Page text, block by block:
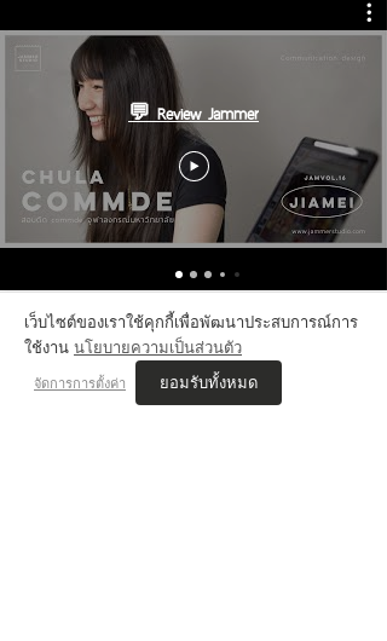
💬 Review Jammer
VIS'COM REVIEWs
เว็บไซต์ของเราใช้คุกกี้เพื่อพัฒนาประสบการณ์การ
ใช้งาน นโยบายความเป็นส่วนตัว
จัดการการตั้งค่า ยอมรับทั้งหมด